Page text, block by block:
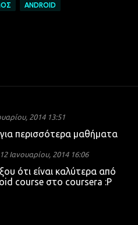
ANDROID
2014 13:51
περισσότερα μαθήματα
12 Ιανουαρίου, 2014 16:06
ότι είναι καλύτερα από
course στο coursera :P